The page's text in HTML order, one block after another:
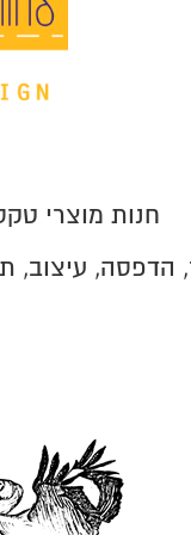
חנות מוצרי
הדפסה, עיצוב,